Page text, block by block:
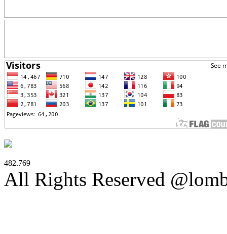
482.769
All Rights Reserved